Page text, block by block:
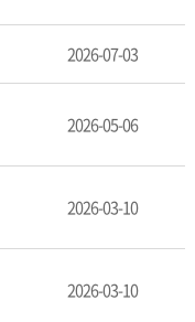
2026-07-03
2026-05-06
2026-03-10
2026-03-10